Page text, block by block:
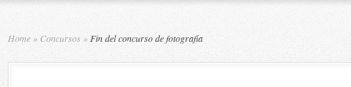
Home » Concursos » Fin del concurso de fotografía